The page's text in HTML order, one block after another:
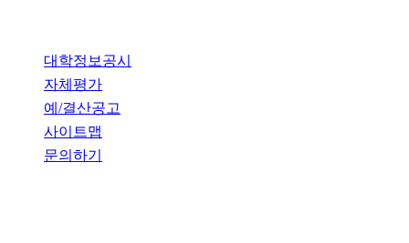
대학정보공시
자체평가
예/결산공고
사이트맵
문의하기